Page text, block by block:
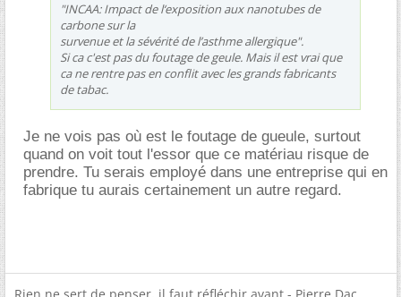
"INCAA: Impact de l‘exposition aux nanotubes de
carbone sur la
survenue et la sévérité de l’asthme allergique".
Si ca c'est pas du foutage de geule. Mais il est vrai que
ca ne rentre pas en conflit avec les grands fabricants
de tabac.
Je ne vois pas où est le foutage de gueule, surtout
quand on voit tout l'essor que ce matériau risque de
prendre. Tu serais employé dans une entreprise qui en
fabrique tu aurais certainement un autre regard.